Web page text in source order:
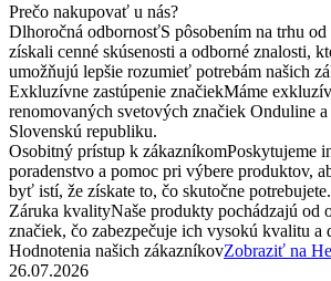
Prečo nakupovať u nás?
Dlhoročná odbornosťS pôsobením na trhu
získali cenné skúsenosti a odborné znalosti,
umožňujú lepšie rozumieť potrebám našich
Exkluzívne zastúpenie značiekMáme
renomovaných svetových značiek Onduline
Slovenskú republiku.
Osobitný prístup k zákazníkomPoskytujeme
poradenstvo a pomoc pri výbere produktov,
byť istí, že získate to, čo skutočne potrebujete.
Záruka kvalityNaše produkty pochádzajú od
značiek, čo zabezpečuje ich vysokú kvalitu a
Hodnotenia našich zákazníkovZobraziť na
26.07.2026